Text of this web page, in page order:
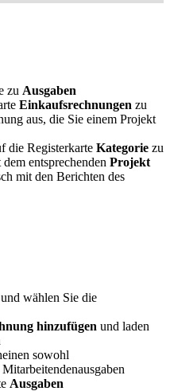
zu Ausgaben
Einkaufsrechnungen zu
aus, die Sie einem Projekt
die Registerkarte Kategorie zu
dem entsprechenden Projekt
mit den Berichten des
und wählen Sie die
hinzufügen und laden
sowohl
Mitarbeitendenausgaben
Ausgaben